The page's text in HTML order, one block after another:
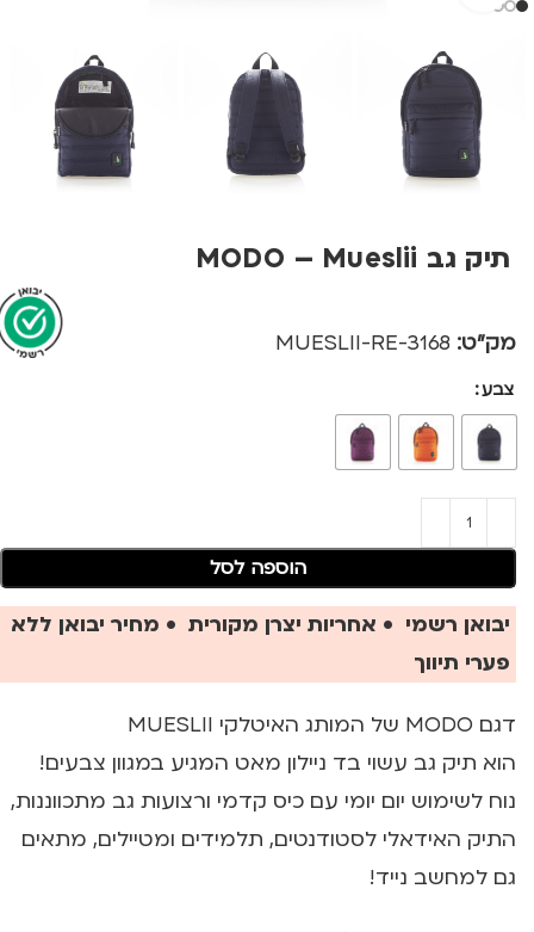
תיק גב MODO – Mueslii
מק"ט: 3168-MUESLII-RE
צבע
הוספה לסל
יבואן רשמי • אחריות יצרן מקורית • מחיר יבואן ללא
פערי תיווך
דגם MODO של המותג האיטלקי MUESLII
הוא תיק גב עשוי בד ניילון מאט המגיע במגוון צבעים!
נוח לשימוש יום יומי עם כיס קדמי ורצועות גב מתכווננות,
התיק האידאלי לסטודנטים, תלמידים ומטיילים, מתאים
גם למחשב נייד!